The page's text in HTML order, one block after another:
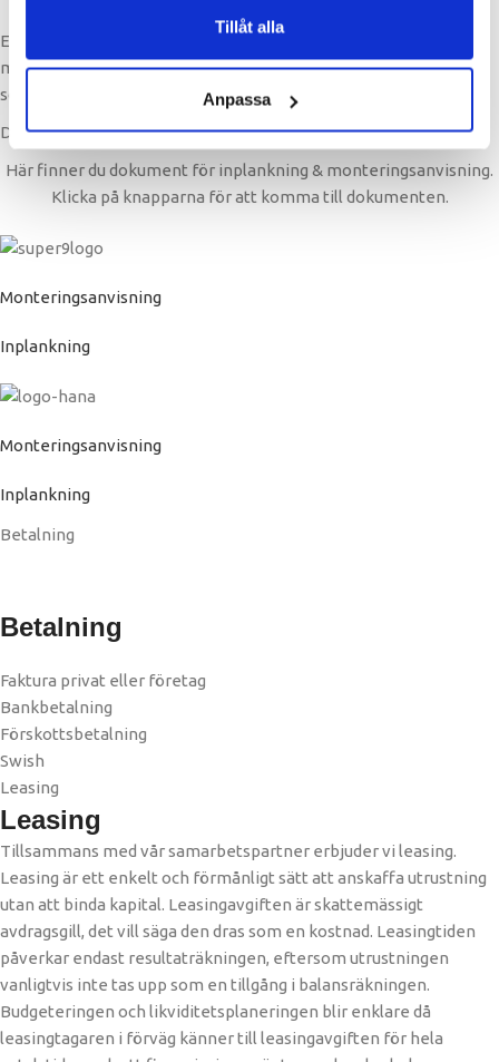
Tillåt alla
Anpassa
Efter att du har lagt en begäran av offert från oss, samtalar vi
med åkeri för att ta fram ett marknadsmässigt pris för frakten
som kommer med i offerten.
Dokument
Här finner du dokument för inplankning & monteringsanvisning.
Klicka på knapparna för att komma till dokumenten.
Monteringsanvisning
Inplankning
Monteringsanvisning
Inplankning
Betalning
Betalning
Faktura privat eller företag
Bankbetalning
Förskottsbetalning
Swish
Leasing
Leasing
Tillsammans med vår samarbetspartner erbjuder vi leasing.
Leasing är ett enkelt och förmånligt sätt att anskaffa utrustning
utan att binda kapital. Leasingavgiften är skattemässigt
avdragsgill, det vill säga den dras som en kostnad. Leasingtiden
påverkar endast resultaträkningen, eftersom utrustningen
vanligtvis inte tas upp som en tillgång i balansräkningen.
Budgeteringen och likviditetsplaneringen blir enklare då
leasingtagaren i förväg känner till leasingavgiften för hela